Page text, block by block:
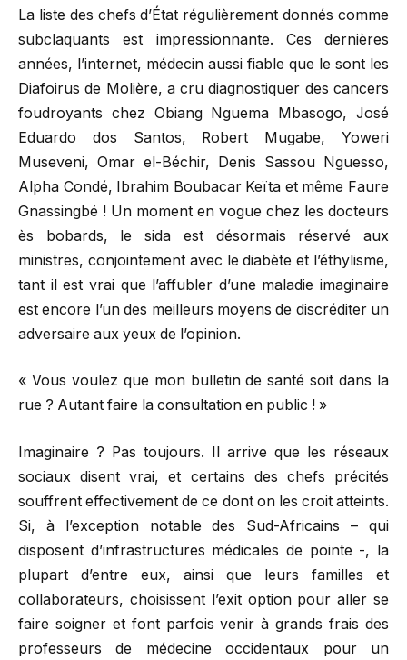
La liste des chefs d’État régulièrement donnés comme
subclaquants est impressionnante. Ces dernières
années, l’internet, médecin aussi fiable que le sont les
Diafoirus de Molière, a cru diagnostiquer des cancers
foudroyants chez Obiang Nguema Mbasogo, José
Eduardo dos Santos, Robert Mugabe, Yoweri
Museveni, Omar el-Béchir, Denis Sassou Nguesso,
Alpha Condé, Ibrahim Boubacar Keïta et même Faure
Gnassingbé ! Un moment en vogue chez les docteurs
ès bobards, le sida est désormais réservé aux
ministres, conjointement avec le diabète et l’éthylisme,
tant il est vrai que l’affubler d’une maladie imaginaire
est encore l’un des meilleurs moyens de discréditer un
adversaire aux yeux de l’opinion.
« Vous voulez que mon bulletin de santé soit dans la
rue ? Autant faire la consultation en public ! »
Imaginaire ? Pas toujours. Il arrive que les réseaux
sociaux disent vrai, et certains des chefs précités
souffrent effectivement de ce dont on les croit atteints.
Si, à l’exception notable des Sud-Africains – qui
disposent d’infrastructures médicales de pointe -, la
plupart d’entre eux, ainsi que leurs familles et
collaborateurs, choisissent l’exit option pour aller se
faire soigner et font parfois venir à grands frais des
professeurs de médecine occidentaux pour un